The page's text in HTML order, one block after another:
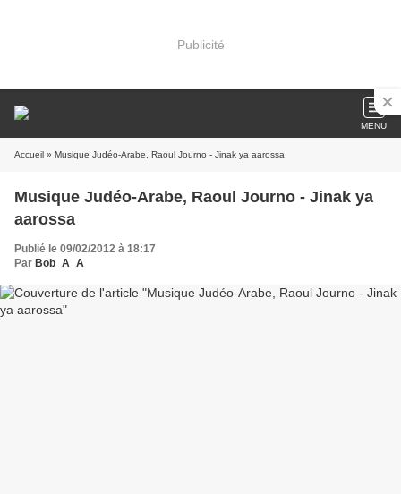
Publicité
MENU
Accueil » Musique Judéo-Arabe, Raoul Journo - Jinak ya aarossa
Musique Judéo-Arabe, Raoul Journo - Jinak ya
aarossa
Publié le 09/02/2012 à 18:17
Par Bob_A_A